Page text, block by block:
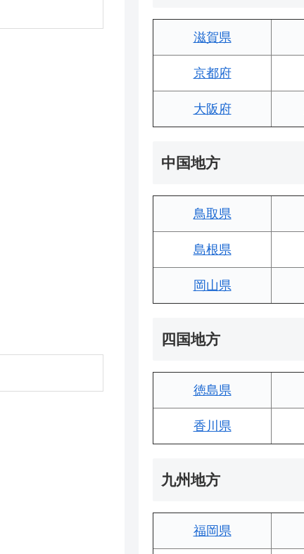
滋賀県
京都府
大阪府
中国地方
鳥取県
島根県
岡山県
四国地方
徳島県
香川県
九州地方
福岡県